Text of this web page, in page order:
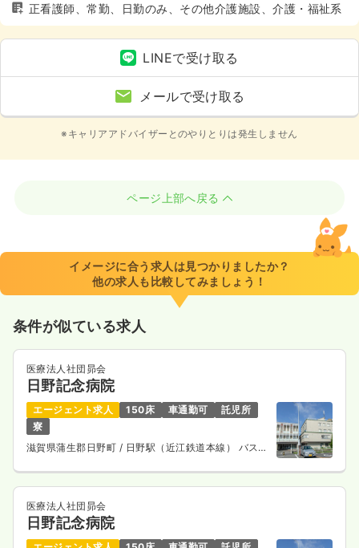
正看護師、常勤、日勤のみ、その他介護施設、介護・福祉系
LINEで受け取る
メールで受け取る
※キャリアアドバイザーとのやりとりは発生しません
ページ上部へ戻る
イメージに合う求人は見つかりましたか？
他の求人も比較してみましょう！
条件が似ている求人
医療法人社団昴会
日野記念病院
エージェント求人 150床 車通勤可
託児所
寮
滋賀県蒲生郡日野町 / 日野駅（近江鉄道本線） バス
医療法人社団昴会
日野記念病院